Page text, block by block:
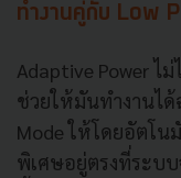
ทำงานคู่กับ Low
Adaptive Power ไ
ช่วยให้มันทำงานได้
Mode ให้โดยอัตโน
พิเศษอยู่ตรงที่ระบ